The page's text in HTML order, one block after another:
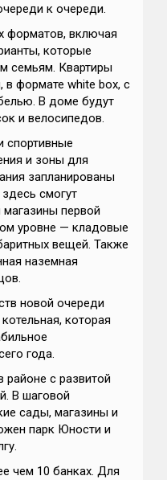
к очереди.
форматов, включая
которые
семьям. Квартиры
формате white box, с
В доме будут
и велосипедов.
спортивные
и зоны для
запланированы
смогут
магазины первой
уровне — кладовые
вещей. Также
наземная
новой очереди
которая
года.
районе с развитой
В шаговой
сады, магазины и
парк Юности и
чем 10 банках. Для